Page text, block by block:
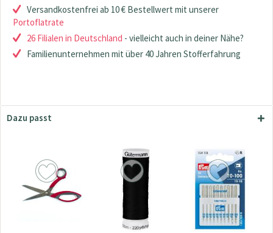
Versandkostenfrei ab 10 € Bestellwert mit unserer
Portoflatrate
26 Filialen in Deutschland - vielleicht auch in deiner Nähe?
Familienunternehmen mit über 40 Jahren Stofferfahrung
Dazu passt